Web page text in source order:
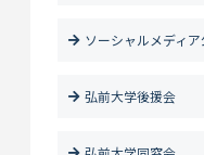
ソーシャルメディ
弘前大学後援会